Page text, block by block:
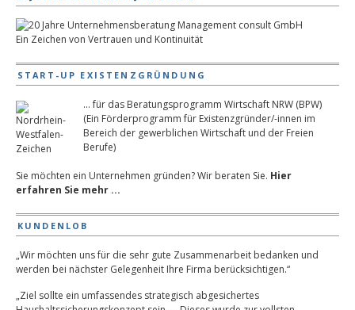
Ein Zeichen von Vertrauen und Kontinuität
START-UP EXISTENZGRÜNDUNG
... für das Beratungsprogramm Wirtschaft NRW (BPW)
(Ein Förderprogramm für Existenzgründer/-innen im
Bereich der gewerblichen Wirtschaft und der Freien
Berufe)
Sie möchten ein Unternehmen gründen? Wir beraten Sie. Hier
erfahren Sie mehr ...
KUNDENLOB
„Wir möchten uns für die sehr gute Zusammenarbeit bedanken und
werden bei nächster Gelegenheit Ihre Firma berücksichtigen.“
„Ziel sollte ein umfassendes strategisch abgesichertes